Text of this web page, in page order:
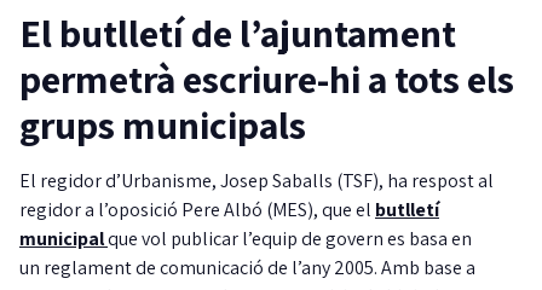
El butlletí de l’ajuntament
permetrà escriure-hi a tots els
grups municipals
El regidor d’Urbanisme, Josep Saballs (TSF), ha respost al
regidor a l’oposició Pere Albó (MES), que el butlletí
municipalque vol publicar l’equip de govern es basa en
un reglament de comunicació de l’any 2005. Amb base a